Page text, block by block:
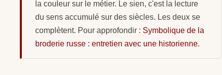
la couleur sur le métier. Le sien, c'est la lecture
du sens accumulé sur des siècles. Les deux se
complètent. Pour approfondir : Symbolique de la
broderie russe : entretien avec une historienne.